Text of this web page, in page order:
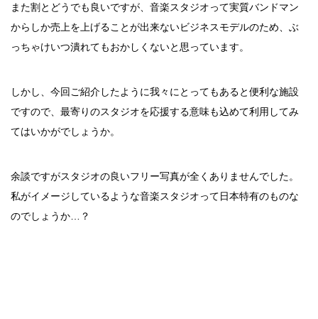
また割とどうでも良いですが、音楽スタジオって実質バンドマン
からしか売上を上げることが出来ないビジネスモデルのため、ぶ
っちゃけいつ潰れてもおかしくないと思っています。
しかし、今回ご紹介したように我々にとってもあると便利な施設
ですので、最寄りのスタジオを応援する意味も込めて利用してみ
てはいかがでしょうか。
余談ですがスタジオの良いフリー写真が全くありませんでした。
私がイメージしているような音楽スタジオって日本特有のものな
のでしょうか…？